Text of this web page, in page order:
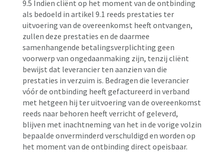
9.5 Indien cliënt op het moment van de ontbinding
als bedoeld in artikel 9.1 reeds prestaties ter
uitvoering van de overeenkomst heeft ontvangen,
zullen deze prestaties en de daarmee
samenhangende betalingsverplichting geen
voorwerp van ongedaanmaking zijn, tenzij cliënt
bewijst dat leverancier ten aanzien van die
prestaties in verzuim is. Bedragen die leverancier
vóór de ontbinding heeft gefactureerd in verband
met hetgeen hij ter uitvoering van de overeenkomst
reeds naar behoren heeft verricht of geleverd,
blijven met inachtneming van het in de vorige volzin
bepaalde onverminderd verschuldigd en worden op
het moment van de ontbinding direct opeisbaar.